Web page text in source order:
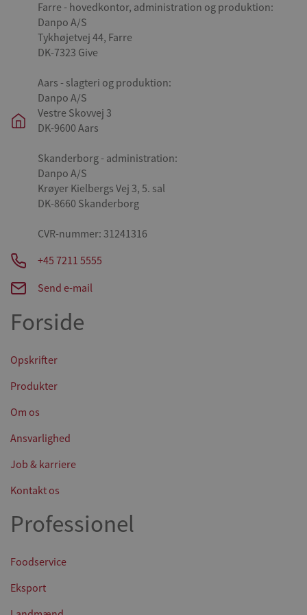
Farre - hovedkontor, administration og produktion:
Danpo A/S
Tykhøjetvej 44, Farre
DK-7323 Give
Aars - slagteri og produktion:
Danpo A/S
Vestre Skovvej 3
DK-9600 Aars
Skanderborg - administration:
Danpo A/S
Krøyer Kielbergs Vej 3, 5. sal
DK-8660 Skanderborg
CVR-nummer: 31241316
+45 7211 5555
Send e-mail
Forside
Opskrifter
Produkter
Om os
Ansvarlighed
Job & karriere
Kontakt os
Professionel
Foodservice
Eksport